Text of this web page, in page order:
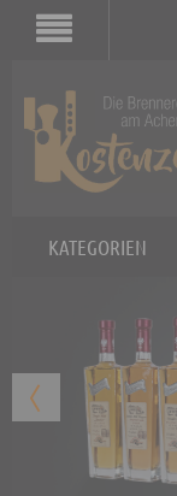
KATEGORIEN